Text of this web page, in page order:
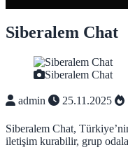
Siberalem Chat
Siberalem Chat
admin 25.11.2025
Siberalem Chat,
iletişim kurabilir, grup